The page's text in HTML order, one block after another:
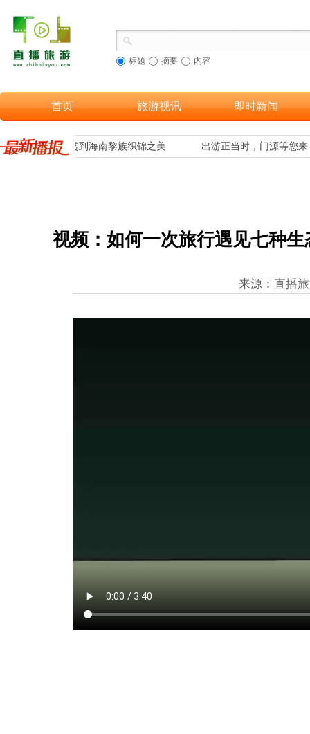
标题 摘要 内容
首页 旅游视讯 即时新闻
让更多游客欣赏到海南黎族织锦之美 出游正当时，门源等您来
视频：如何一次旅行遇见七种
来源：直播